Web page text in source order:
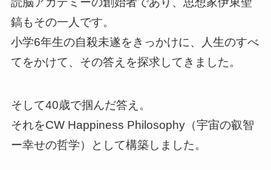
鎬もその一人です。
小学6年生の自殺未遂をきっかけに、人生のすべ
てをかけて、その答えを探求してきました。
そして40歳で掴んだ答え。
それをCW Happiness Philosophy（宇宙の叡智
ー幸せの哲学）として構築しました。